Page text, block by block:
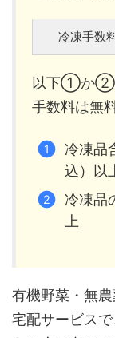
冷凍手数
以下①か②
手数料は無
冷凍品
込）以
冷凍品
上
有機野菜・無
宅配サービス